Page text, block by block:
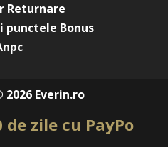
Returnare
punctele Bonus
Everin.ro